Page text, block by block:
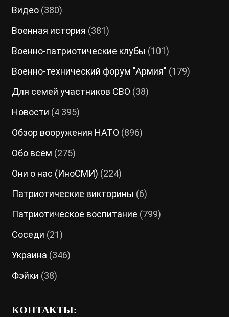
Видео(380)
Военная история (381)
Военно-патриотические клубы (101)
Военно-технический форум "Армия" (179)
Для семей участников СВО (38)
Новости (4 395)
Обзор вооружения НАТО (896)
Обо всём (275)
Они о нас (ИноСМИ) (224)
Патриотические викторины (6)
Патриотическое воспитание (799)
Соседи (21)
Украина (346)
Фэйки (38)
КОНТАКТЫ: